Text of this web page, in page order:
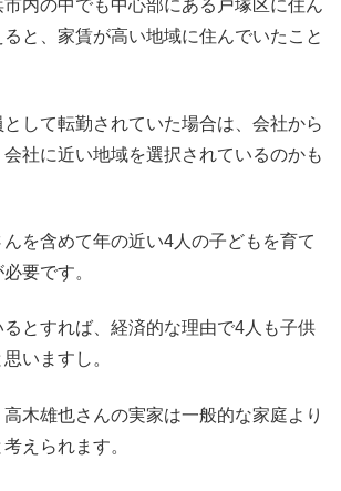
内の中でも中心部にある戸塚区に住ん
と、家賃が高い地域に住んでいたこと
して転勤されていた場合は、会社から
社に近い地域を選択されているのかも
を含めて年の近い4人の子どもを育て
要です。
とすれば、経済的な理由で4人も子供
いますし。
木雄也さんの実家は一般的な家庭より
えられます。